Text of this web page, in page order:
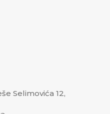
Selimovića 12,